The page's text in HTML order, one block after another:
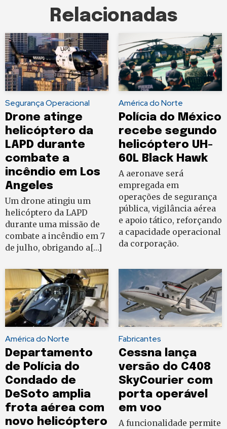
Relacionadas
Segurança Operacional
Drone atinge
helicóptero da
LAPD durante
combate a
incêndio em Los
Angeles
Um drone atingiu um
helicóptero da LAPD
durante uma missão de
combate a incêndio em 7
de julho, obrigando a[…]
América do Norte
Polícia do México
recebe segundo
helicóptero UH-
60L Black Hawk
A aeronave será
empregada em
operações de segurança
pública, vigilância aérea
e apoio tático, reforçando
a capacidade operacional
da corporação.
América do Norte
Departamento
de Polícia do
Condado de
DeSoto amplia
frota aérea com
novo helicóptero
Fabricantes
Cessna lança
versão do C408
SkyCourier com
porta operável
em voo
A funcionalidade permite